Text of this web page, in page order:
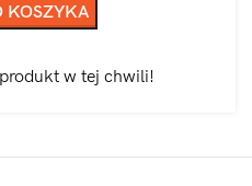
KOSZYKA
w tej chwili!